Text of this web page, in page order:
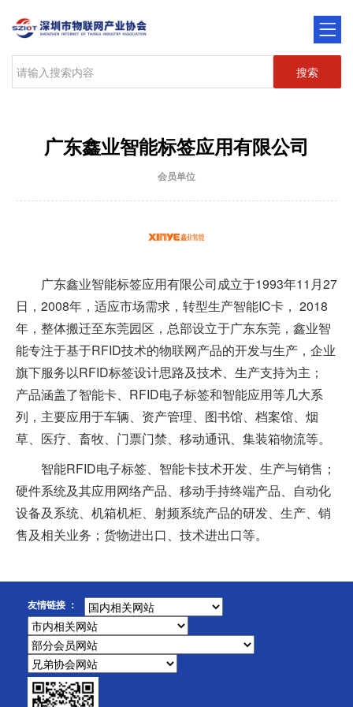
搜索
广东鑫业智能标签应用有限公司
会员单位
广东鑫业智能标签应用有限公司成立于1993年11月27
日，2008年，适应市场需求，转型生产智能IC卡， 2018
年，整体搬迁至东莞园区，总部设立于广东东莞，鑫业智
能专注于基于RFID技术的物联网产品的开发与生产，企业
旗下服务以RFID标签设计思路及技术、生产支持为主；
产品涵盖了智能卡、RFID电子标签和智能应用等几大系
列，主要应用于车辆、资产管理、图书馆、档案馆、烟
草、医疗、畜牧、门票门禁、移动通讯、集装箱物流等。
智能RFID电子标签、智能卡技术开发、生产与销售；
硬件系统及其应用网络产品、移动手持终端产品、自动化
设备及系统、机箱机柜、射频系统产品的研发、生产、销
售及相关业务；货物进出口、技术进出口等。
友情链接 ：